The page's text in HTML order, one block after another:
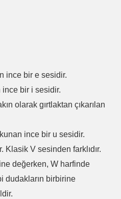
ince bir e sesidir.
ince bir i sesidir.
olarak gırtlaktan çıkarılan
ince bir u sesidir.
Klasik V sesinden farklıdır.
değerken, W harfinde
dudakların birbirine